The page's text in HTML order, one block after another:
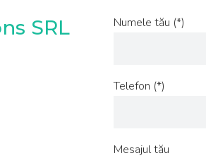
SRL Numele tău (*)
Telefon (*)
Mesajul tău